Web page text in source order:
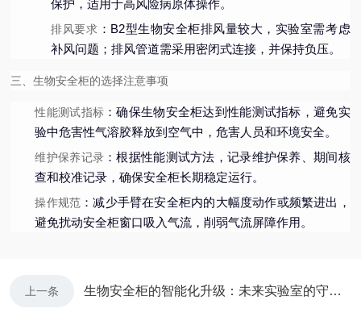
保护，适用于高风险病原体操作。
排风要求 ：B2型生物安全柜排风量较大，实验室需考虑
补风问题；排风管道需采用密闭式连接，并保持负压。
三、生物安全柜的选择注意事项
性能测试指标 ：确保生物安全柜达到性能测试指标，避免实
验中危害性气溶胶释放到空气中，危害人员和环境安全。
维护保养记录 ：根据性能测试方法，记录维护保养、期间核
查和校准记录，确保安全柜长期稳定运行。
操作规范 ：减少手臂在安全柜内的大幅度动作或频繁进出，
避免扰动安全柜窗口吸入气流，削弱气流屏障作用。
上一条 生物安全柜的智能化升级：未来实验室的守护者